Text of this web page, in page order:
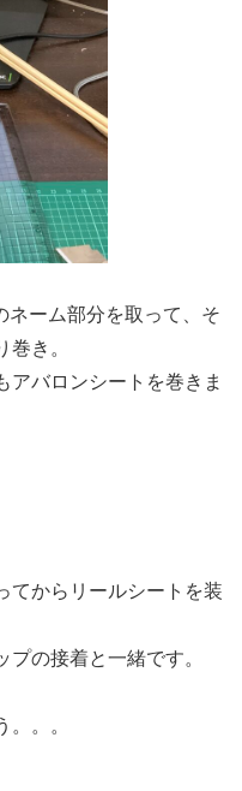
ネーム部分を取って、そ
き。
アバロンシートを巻きま
てからリールシートを装
の接着と一緒です。
。。